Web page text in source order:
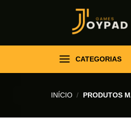
CATEGORIAS
INÍCIO / PRODUTOS